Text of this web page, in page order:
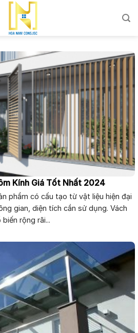
Kính Giá Tốt Nhất 2024
phẩm có cấu tạo từ vật liệu hiện đại
gian, diện tích cần sử dụng. Vách
rộng rãi...